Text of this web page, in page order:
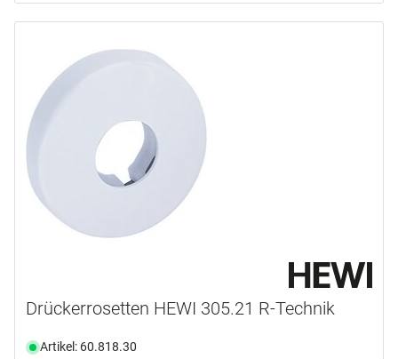
Drückerrosetten HEWI 305.21 R-Technik
Artikel: 60.818.30